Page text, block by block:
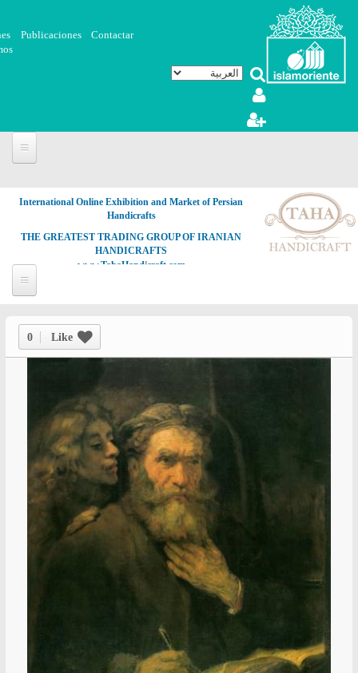
تجاوز إلى المحتوى الرئيسي
Contactar
Publicaciones
International Online Exhibition and Market of Persian
Handicrafts
THE GREATEST TRADING GROUP OF IRANIAN
HANDICRAFTS
www.TahaHandicraft.com
0 Like